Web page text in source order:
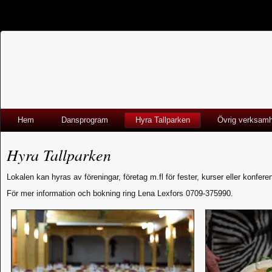
Hem Dansprogram Hyra Tallparken Övrig
Hyra Tallparken
Lokalen kan hyras av föreningar, företag m.fl för fester, kurser eller
För mer information och bokning ring Lena Lexfors 0709-375990.